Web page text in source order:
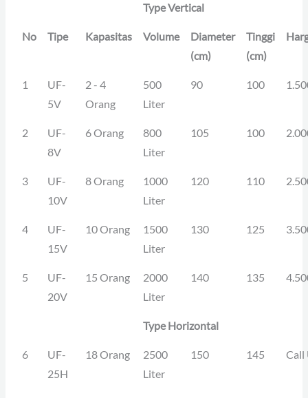
Type Vertical
No Tipe Kapasitas Volume
Diameter
(cm)
Tinggi
(cm)
1
UF-
5V
2 - 4
Orang
500
Liter
90 100
2
UF-
8V
6 Orang
800
Liter
105 100
3
UF-
10V
8 Orang
1000
Liter
120 110
4
UF-
15V
10 Orang
1500
Liter
130 125
5
UF-
20V
15 Orang
2000
Liter
140 135
Type Horizontal
6
UF-
25H
18 Orang
2500
Liter
150 145 Call